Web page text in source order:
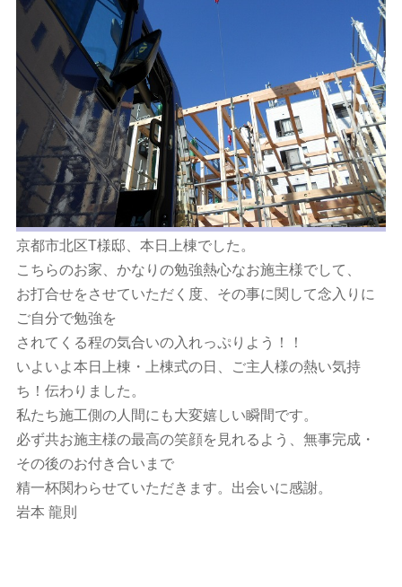
京都市北区T様邸、本日上棟でした。
こちらのお家、かなりの勉強熱心なお施主様でして、
お打合せをさせていただく度、その事に関して念入りに
ご自分で勉強を
されてくる程の気合いの入れっぷりよう！！
いよいよ本日上棟・上棟式の日、ご主人様の熱い気持
ち！伝わりました。
私たち施工側の人間にも大変嬉しい瞬間です。
必ず共お施主様の最高の笑顔を見れるよう、無事完成・
その後のお付き合いまで
精一杯関わらせていただきます。出会いに感謝。
岩本 龍則